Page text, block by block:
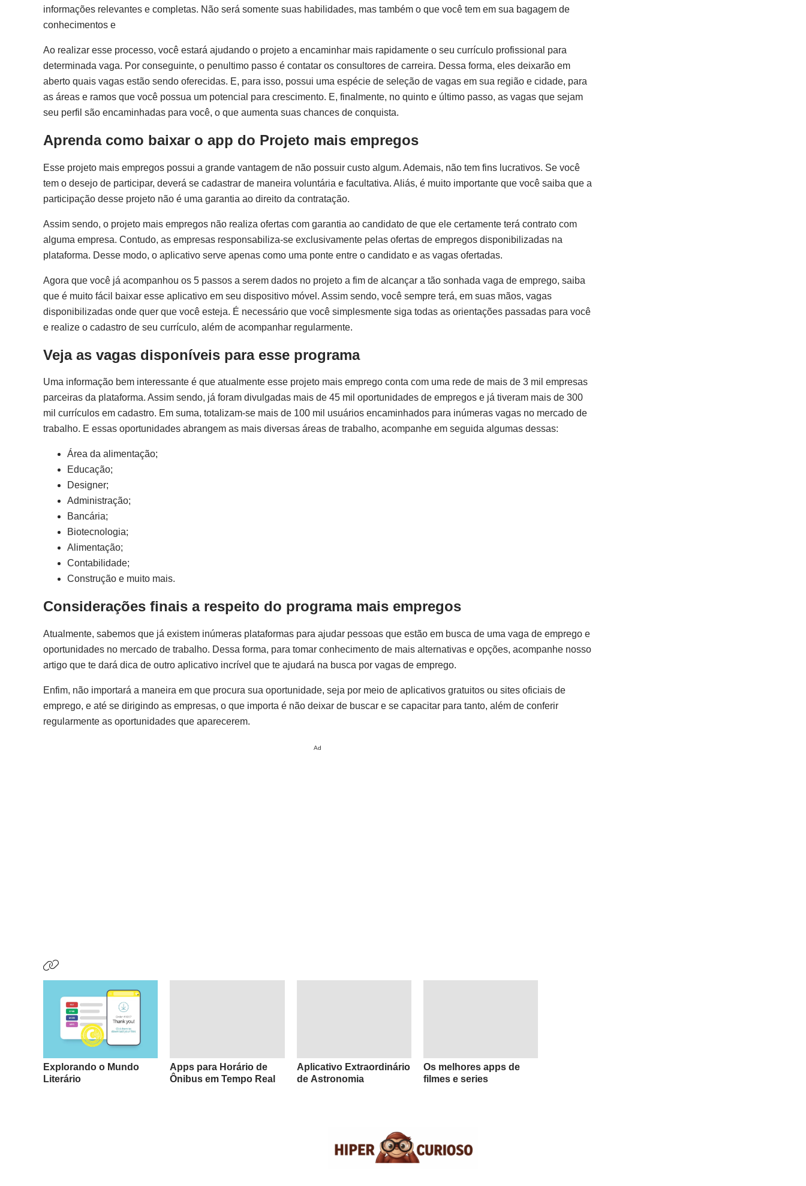
informações relevantes e completas. Não será somente suas habilidades, mas também o que você tem em sua bagagem de
conhecimentos e
Ao realizar esse processo, você estará ajudando o projeto a encaminhar mais rapidamente o seu currículo profissional para
determinada vaga. Por conseguinte, o penultimo passo é contatar os consultores de carreira. Dessa forma, eles deixarão em
aberto quais vagas estão sendo oferecidas. E, para isso, possui uma espécie de seleção de vagas em sua região e cidade, para
as áreas e ramos que você possua um potencial para crescimento. E, finalmente, no quinto e último passo, as vagas que sejam
seu perfil são encaminhadas para você, o que aumenta suas chances de conquista.
Aprenda como baixar o app do Projeto mais empregos
Esse projeto mais empregos possui a grande vantagem de não possuir custo algum. Ademais, não tem fins lucrativos. Se você
tem o desejo de participar, deverá se cadastrar de maneira voluntária e facultativa. Aliás, é muito importante que você saiba que a
participação desse projeto não é uma garantia ao direito da contratação.
Assim sendo, o projeto mais empregos não realiza ofertas com garantia ao candidato de que ele certamente terá contrato com
alguma empresa. Contudo, as empresas responsabiliza-se exclusivamente pelas ofertas de empregos disponibilizadas na
plataforma. Desse modo, o aplicativo serve apenas como uma ponte entre o candidato e as vagas ofertadas.
Agora que você já acompanhou os 5 passos a serem dados no projeto a fim de alcançar a tão sonhada vaga de emprego, saiba
que é muito fácil baixar esse aplicativo em seu dispositivo móvel. Assim sendo, você sempre terá, em suas mãos, vagas
disponibilizadas onde quer que você esteja. É necessário que você simplesmente siga todas as orientações passadas para você
e realize o cadastro de seu currículo, além de acompanhar regularmente.
Veja as vagas disponíveis para esse programa
Uma informação bem interessante é que atualmente esse projeto mais emprego conta com uma rede de mais de 3 mil empresas
parceiras da plataforma. Assim sendo, já foram divulgadas mais de 45 mil oportunidades de empregos e já tiveram mais de 300
mil currículos em cadastro. Em suma, totalizam-se mais de 100 mil usuários encaminhados para inúmeras vagas no mercado de
trabalho. E essas oportunidades abrangem as mais diversas áreas de trabalho, acompanhe em seguida algumas dessas:
Área da alimentação;
Educação;
Designer;
Administração;
Bancária;
Biotecnologia;
Alimentação;
Contabilidade;
Construção e muito mais.
Considerações finais a respeito do programa mais empregos
Atualmente, sabemos que já existem inúmeras plataformas para ajudar pessoas que estão em busca de uma vaga de emprego e
oportunidades no mercado de trabalho. Dessa forma, para tomar conhecimento de mais alternativas e opções, acompanhe nosso
artigo que te dará dica de outro aplicativo incrível que te ajudará na busca por vagas de emprego.
Enfim, não importará a maneira em que procura sua oportunidade, seja por meio de aplicativos gratuitos ou sites oficiais de
emprego, e até se dirigindo as empresas, o que importa é não deixar de buscar e se capacitar para tanto, além de conferir
regularmente as oportunidades que aparecerem.
Ad
Explorando o Mundo
Literário
Apps para Horário de
Ônibus em Tempo Real
Aplicativo Extraordinário
de Astronomia
Os melhores apps de
filmes e series